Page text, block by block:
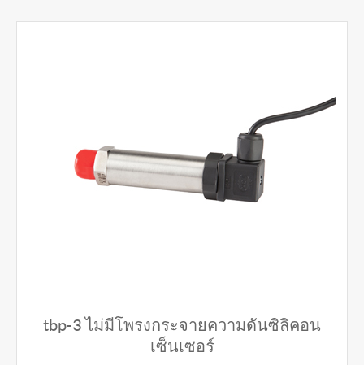
tbp-3 ไม่มีโพรงกระจายความดันซิลิคอน
เซ็นเซอร์